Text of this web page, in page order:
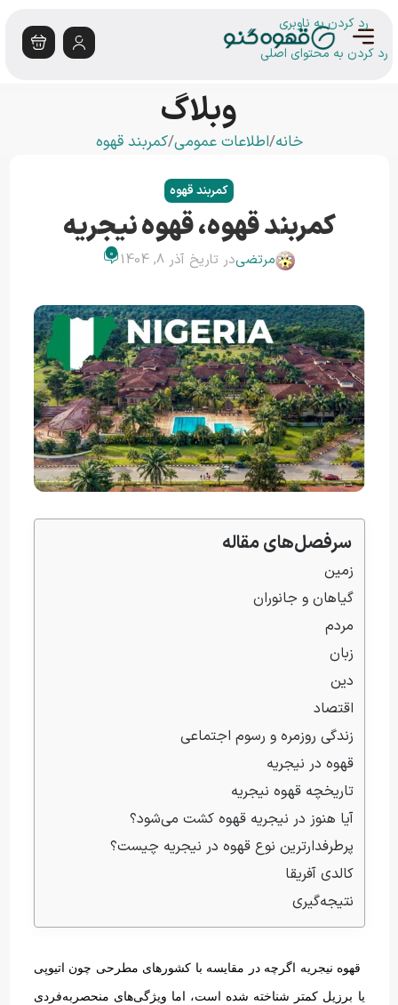
رد کردن به ناوبری
رد کردن به محتوای اصلی
وبلاگ
خانه اطلاعات عمومی کمربند قهوه
کمربند قهوه
کمربند قهوه، قهوه نیجریه
مرتضیدر تاریخ آذر 8, 1404 0
سرفصل‌های مقاله
زمین
گیاهان و جانوران
مردم
زبان‌
دین
اقتصاد
زندگی روزمره و رسوم اجتماعی
قهوه در نیجریه
تاریخچه قهوه نیجریه
آیا هنوز در نیجریه قهوه کشت می‌شود؟
پرطرفدارترین نوع قهوه در نیجریه چیست؟
کالدی آفریقا
نتیجه‌گیری
قهوه نیجریه اگرچه در مقایسه با کشورهای مطرحی چون اتیوپی
یا برزیل کمتر شناخته شده است، اما ویژگی‌های منحصربه‌فردی